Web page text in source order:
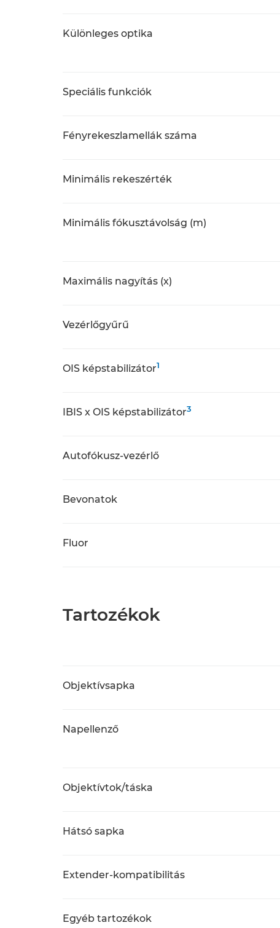
Különleges optika
Speciális funkciók
Fényrekeszlamellák száma
Minimális rekeszérték
Minimális fókusztávolság (m)
Maximális nagyítás (x)
Vezérlőgyűrű
OIS képstabilizátor1
IBIS x OIS képstabilizátor3
Autofókusz-vezérlő
Bevonatok
Fluor
Tartozékok
Objektívsapka
Napellenző
Objektívtok/táska
Hátsó sapka
Extender-kompatibilitás
Egyéb tartozékok